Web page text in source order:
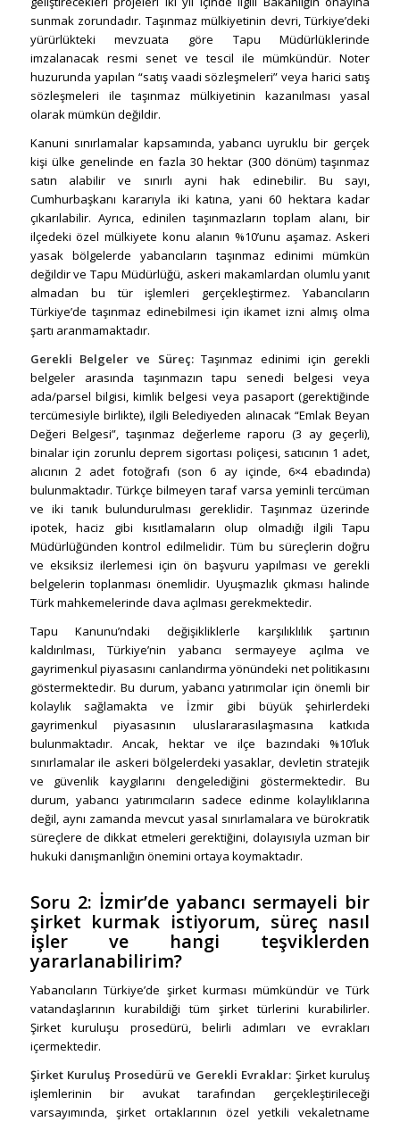
sunmak zorundadır. Taşınmaz mülkiyetinin devri, Türkiye’deki
yürürlükteki mevzuata göre Tapu Müdürlüklerinde
imzalanacak resmi senet ve tescil ile mümkündür. Noter
huzurunda yapılan “satış vaadi sözleşmeleri” veya harici satış
sözleşmeleri ile taşınmaz mülkiyetinin kazanılması yasal
olarak mümkün değildir.
Kanuni sınırlamalar kapsamında, yabancı uyruklu bir gerçek
kişi ülke genelinde en fazla 30 hektar (300 dönüm) taşınmaz
satın alabilir ve sınırlı ayni hak edinebilir. Bu sayı,
Cumhurbaşkanı kararıyla iki katına, yani 60 hektara kadar
çıkarılabilir. Ayrıca, edinilen taşınmazların toplam alanı, bir
ilçedeki özel mülkiyete konu alanın %10’unu aşamaz. Askeri
yasak bölgelerde yabancıların taşınmaz edinimi mümkün
değildir ve Tapu Müdürlüğü, askeri makamlardan olumlu yanıt
almadan bu tür işlemleri gerçekleştirmez. Yabancıların
Türkiye’de taşınmaz edinebilmesi için ikamet izni almış olma
şartı aranmamaktadır.
Gerekli Belgeler ve Süreç:Taşınmaz edinimi için gerekli
belgeler arasında taşınmazın tapu senedi belgesi veya
ada/parsel bilgisi, kimlik belgesi veya pasaport (gerektiğinde
tercümesiyle birlikte), ilgili Belediyeden alınacak “Emlak Beyan
Değeri Belgesi”, taşınmaz değerleme raporu (3 ay geçerli),
binalar için zorunlu deprem sigortası poliçesi, satıcının 1 adet,
alıcının 2 adet fotoğrafı (son 6 ay içinde, 6×4 ebadında)
bulunmaktadır. Türkçe bilmeyen taraf varsa yeminli tercüman
ve iki tanık bulundurulması gereklidir. Taşınmaz üzerinde
ipotek, haciz gibi kısıtlamaların olup olmadığı ilgili Tapu
Müdürlüğünden kontrol edilmelidir. Tüm bu süreçlerin doğru
ve eksiksiz ilerlemesi için ön başvuru yapılması ve gerekli
belgelerin toplanması önemlidir. Uyuşmazlık çıkması halinde
Türk mahkemelerinde dava açılması gerekmektedir.
Tapu Kanunu’ndaki değişikliklerle karşılıklılık şartının
kaldırılması, Türkiye’nin yabancı sermayeye açılma ve
gayrimenkul piyasasını canlandırma yönündeki net politikasını
göstermektedir. Bu durum, yabancı yatırımcılar için önemli bir
kolaylık sağlamakta ve İzmir gibi büyük şehirlerdeki
gayrimenkul piyasasının uluslararasılaşmasına katkıda
bulunmaktadır. Ancak, hektar ve ilçe bazındaki %10’luk
sınırlamalar ile askeri bölgelerdeki yasaklar, devletin stratejik
ve güvenlik kaygılarını dengelediğini göstermektedir. Bu
durum, yabancı yatırımcıların sadece edinme kolaylıklarına
değil, aynı zamanda mevcut yasal sınırlamalara ve bürokratik
süreçlere de dikkat etmeleri gerektiğini, dolayısıyla uzman bir
hukuki danışmanlığın önemini ortaya koymaktadır.
Soru 2: İzmir’de yabancı sermayeli bir
şirket kurmak istiyorum, süreç nasıl
işler ve hangi teşviklerden
yararlanabilirim?
Yabancıların Türkiye’de şirket kurması mümkündür ve Türk
vatandaşlarının kurabildiği tüm şirket türlerini kurabilirler.
Şirket kuruluşu prosedürü, belirli adımları ve evrakları
içermektedir.
Şirket Kuruluş Prosedürü ve Gerekli Evraklar: Şirket kuruluş
işlemlerinin bir avukat tarafından gerçekleştirileceği
varsayımında, şirket ortaklarının özel yetkili vekaletname